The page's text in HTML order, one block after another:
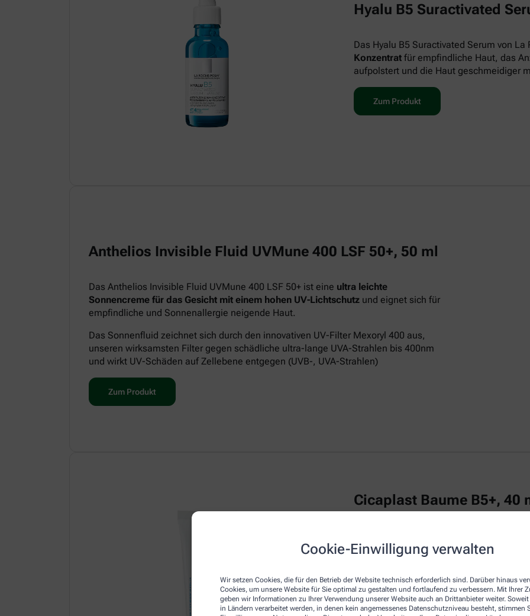
Cookie-Einwilligung verwalten
Wir setzen Cookies, die für den Betrieb der Website technisch erforderlich sind. Darüber hinaus
Cookies, um unsere Website für Sie optimal zu gestalten und fortlaufend zu verbessern. Mit Ihrer
geben wir Informationen zu Ihrer Verwendung unserer Website auch an Drittanbieter weiter. Soweit
in Ländern verarbeitet werden, in denen kein angemessenes Datenschutzniveau besteht, stimmen
Hyalu B5 Suractivated
Das Hyalu B5 Suractivated Serum von La
Konzentrat für empfindliche Haut, das
aufpolstert und die Haut geschmeidiger
Zum Produkt
Anthelios Invisible Fluid UVMune 400 LSF 50+, 50 ml
Das Anthelios Invisible Fluid UVMune 400 LSF 50+ ist eine ultra leichte
Sonnencreme für das Gesicht mit einem hohen UV-Lichtschutz und eignet sich für
empfindliche und Sonnenallergie neigende Haut.
Das Sonnenfluid zeichnet sich durch den innovativen UV-Filter Mexoryl 400 aus,
unseren wirksamsten Filter gegen schädliche ultra-lange UVA-Strahlen bis 400nm
und wirkt UV-Schäden auf Zellebene entgegen (UVB-, UVA-Strahlen)
Zum Produkt
Cicaplast Baume B5+, 40
La Roche Posay CICAPLAST Baume
irritierte Haut.Das reparierende Balsam
Die Creme zeichnet sich durch eine
empfindliche Haut am Körper, Gesicht
Dexpanthenol bezeichnet, wirkt